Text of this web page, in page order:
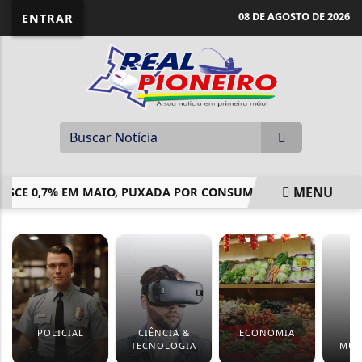
ENTRAR 08 DE AGOSTO DE 2026
0,7% EM MAIO, PUXADA POR CONSUMO DAS FAMÍLIAS, DIZ
MENU
POLICIAL
CIÊNCIA &
TECNOLOGIA
ECONOMIA